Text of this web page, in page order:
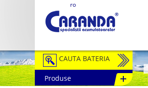
ro
CAUTA BATERIA
Auto / Moto
Produse